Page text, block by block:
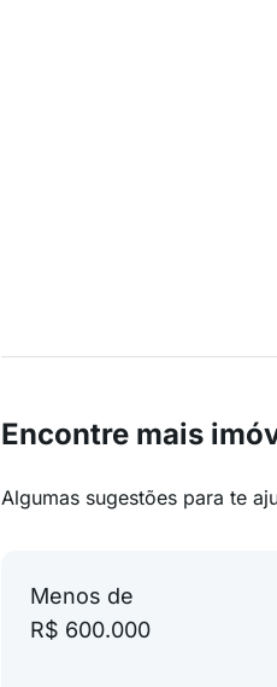
Encontre mais
Algumas sugestões para te
Menos de
R$ 600.000